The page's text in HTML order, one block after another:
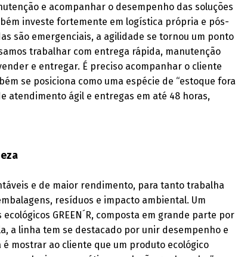
e acompanhar o desempenho das soluções
investe fortemente em logística própria e pós-
são emergenciais, a agilidade se tornou um ponto
trabalhar com entrega rápida, manutenção
e entregar. É preciso acompanhar o cliente
se posiciona como uma espécie de “estoque fora
atendimento ágil e entregas em até 48 horas,
e de maior rendimento, para tanto trabalha
resíduos e impacto ambiental. Um
GREEN´R, composta em grande parte por
a linha tem se destacado por unir desempenho e
mostrar ao cliente que um produto ecológico